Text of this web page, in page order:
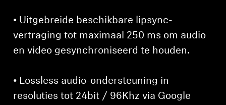
• Uitgebreide beschikbare lipsync-
vertraging tot maximaal 250 ms om audio
en video gesynchroniseerd te houden.
• Lossless audio-ondersteuning in
resoluties tot 24bit / 96Khz via Google